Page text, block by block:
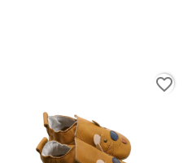
favorite_border